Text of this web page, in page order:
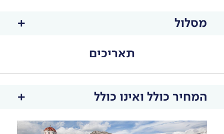
מסלול
תאריכים
המחיר כולל ואינו כולל